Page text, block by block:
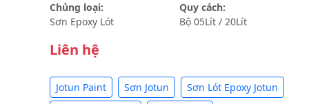
Chủng loại:
Sơn Epoxy Lót
Quy cách:
Bộ 05Lít / 20Lít
Liên hệ
Jotun Paint Sơn Jotun
Sơn Lót Epoxy Jotun